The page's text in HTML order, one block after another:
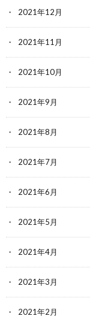
2021年12月
2021年11月
2021年10月
2021年9月
2021年8月
2021年7月
2021年6月
2021年5月
2021年4月
2021年3月
2021年2月